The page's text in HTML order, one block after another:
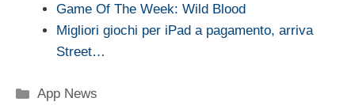
Game Of The Week: Wild Blood
Migliori giochi per iPad a pagamento, arriva
Street…
Categorie
App News